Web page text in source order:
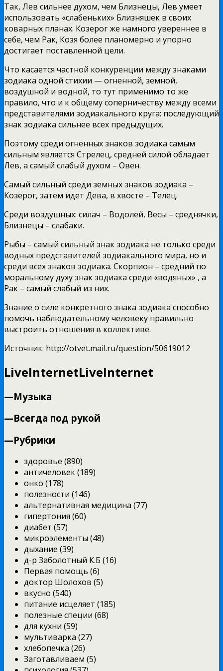
Так, Лев сильнее духом, чем Близнецы, Лев умеет
использовать «слабеньких» Близняшек в своих
коварных планах. Козерог же намного увереннее в
себе, чем Рак, Козя более планомерно и упорно
достигает поставленной цели.
Что касается частной конкуренции между знаками
зодиака одной стихии — огненной, земной,
воздушной и водной, то тут применимо то же
правило, что и к общему соперничеству между всеми
представителями зодиакального круга: последующий
знак зодиака сильнее всех предыдущих.
Поэтому среди огненных знаков зодиака самым
сильным является Стрелец, средней силой обладает
Лев, а самый слабый духом – Овен.
Самый сильный среди земных знаков зодиака –
Козерог, затем идет Дева, в хвосте – Телец.
Среди воздушных: силач – Водолей, Весы – среднячки,
Близнецы – слабаки.
Рыбы – самый сильный знак зодиака не только среди
водных представителей зодиакального мира, но и
среди всех знаков зодиака. Скорпион – средний по
моральному духу знак зодиака среди «водяных» , а
Рак – самый слабый из них.
Знание о силе конкретного знака зодиака способно
помочь наблюдательному человеку правильно
выстроить отношения в коллективе.
Источник: http://otvet.mail.ru/question/50619012
LiveInternetLiveInternet
—Музыка
—Всегда под рукой
—Рубрики
здоровье (890)
античеловек (189)
онко (178)
полезности (146)
альтернативная медицина (77)
гипертония (60)
диабет (57)
микроэлементы (48)
дыхание (39)
д-р Заболотный К.Б (16)
Первая помощь (6)
доктор Шолохов (5)
вкусно (540)
питание исцеляет (185)
полезные специи (68)
для кухни (59)
мультиварка (27)
хлебопечка (26)
Заготавливаем (5)